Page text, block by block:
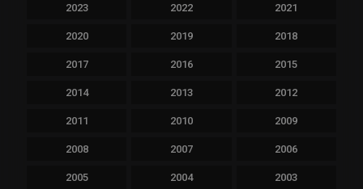
2023 2022 2021
2020 2019 2018
2017 2016 2015
2014 2013 2012
2011 2010 2009
2008 2007 2006
2005 2004 2003